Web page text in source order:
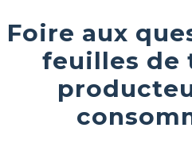
Foire aux
feuilles de